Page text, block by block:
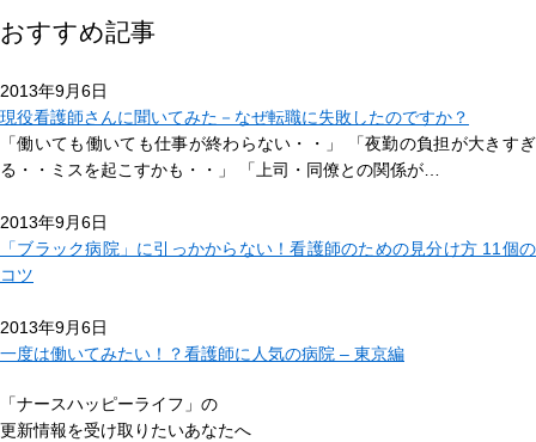
おすすめ記事
2013年9月6日
現役看護師さんに聞いてみた－なぜ転職に失敗したのですか？
「働いても働いても仕事が終わらない・・」 「夜勤の負担が大きすぎ
る・・ミスを起こすかも・・」 「上司・同僚との関係が…
2013年9月6日
「ブラック病院」に引っかからない！看護師のための見分け方 11個の
コツ
2013年9月6日
一度は働いてみたい！？看護師に人気の病院 – 東京編
「ナースハッピーライフ」の
更新情報を受け取りたいあなたへ